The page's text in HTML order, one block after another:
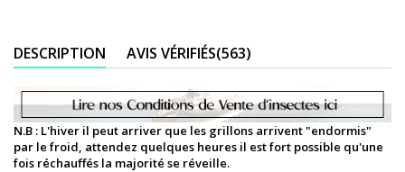
DESCRIPTION AVIS VÉRIFIÉS(563)
N.B : L'hiver il peut arriver que les grillons arrivent "endormis"
par le froid, attendez quelques heures il est fort possible qu'une
fois réchauffés la majorité se réveille.